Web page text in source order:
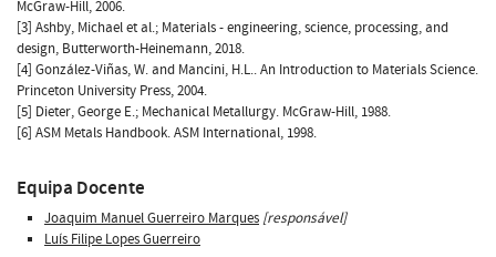
McGraw-Hill, 2006.
[3] Ashby, Michael et al.; Materials - engineering, science, processing, and
design, Butterworth-Heinemann, 2018.
[4] González-Viñas, W. and Mancini, H.L.. An Introduction to Materials Science.
Princeton University Press, 2004.
[5] Dieter, George E.; Mechanical Metallurgy. McGraw-Hill, 1988.
[6] ASM Metals Handbook. ASM International, 1998.
Equipa Docente
Joaquim Manuel Guerreiro Marques [responsável]
Luís Filipe Lopes Guerreiro